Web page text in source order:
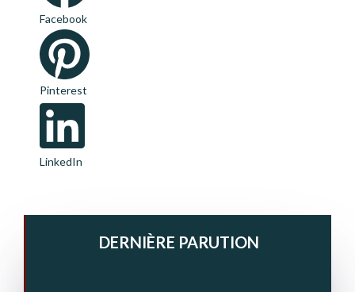
Facebook
Pinterest
LinkedIn
DERNIÈRE PARUTION